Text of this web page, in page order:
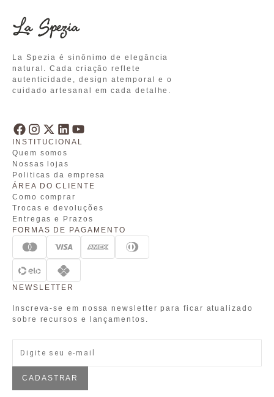
La Spezia é sinônimo de elegância
natural. Cada criação reflete
autenticidade, design atemporal e o
cuidado artesanal em cada detalhe.
INSTITUCIONAL
Quem somos
Nossas lojas
Politicas da empresa
ÁREA DO CLIENTE
Como comprar
Trocas e devoluções
Entregas e Prazos
FORMAS DE PAGAMENTO
NEWSLETTER
Inscreva-se em nossa newsletter para ficar atualizado
sobre recursos e lançamentos.
CADASTRAR